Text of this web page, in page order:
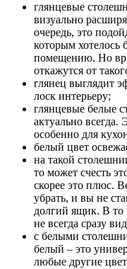
глянцевые
визуально
очередь, это
которым хотелось
помещению. Но
откажутся от
глянец выглядит
лоск интерьеру;
глянцевые белые
актуально всегда.
особенно для
белый цвет
на такой
то может счесть
скорее это плюс.
убрать, и вы не
долгий ящик. В то
не всегда сразу
с белыми
белый – это
любые другие